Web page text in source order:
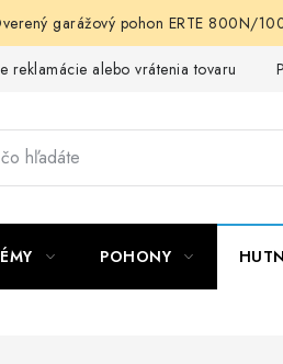
garážový pohon ERTE 800N/
reklamácie alebo vrátenia tovaru
POHONY